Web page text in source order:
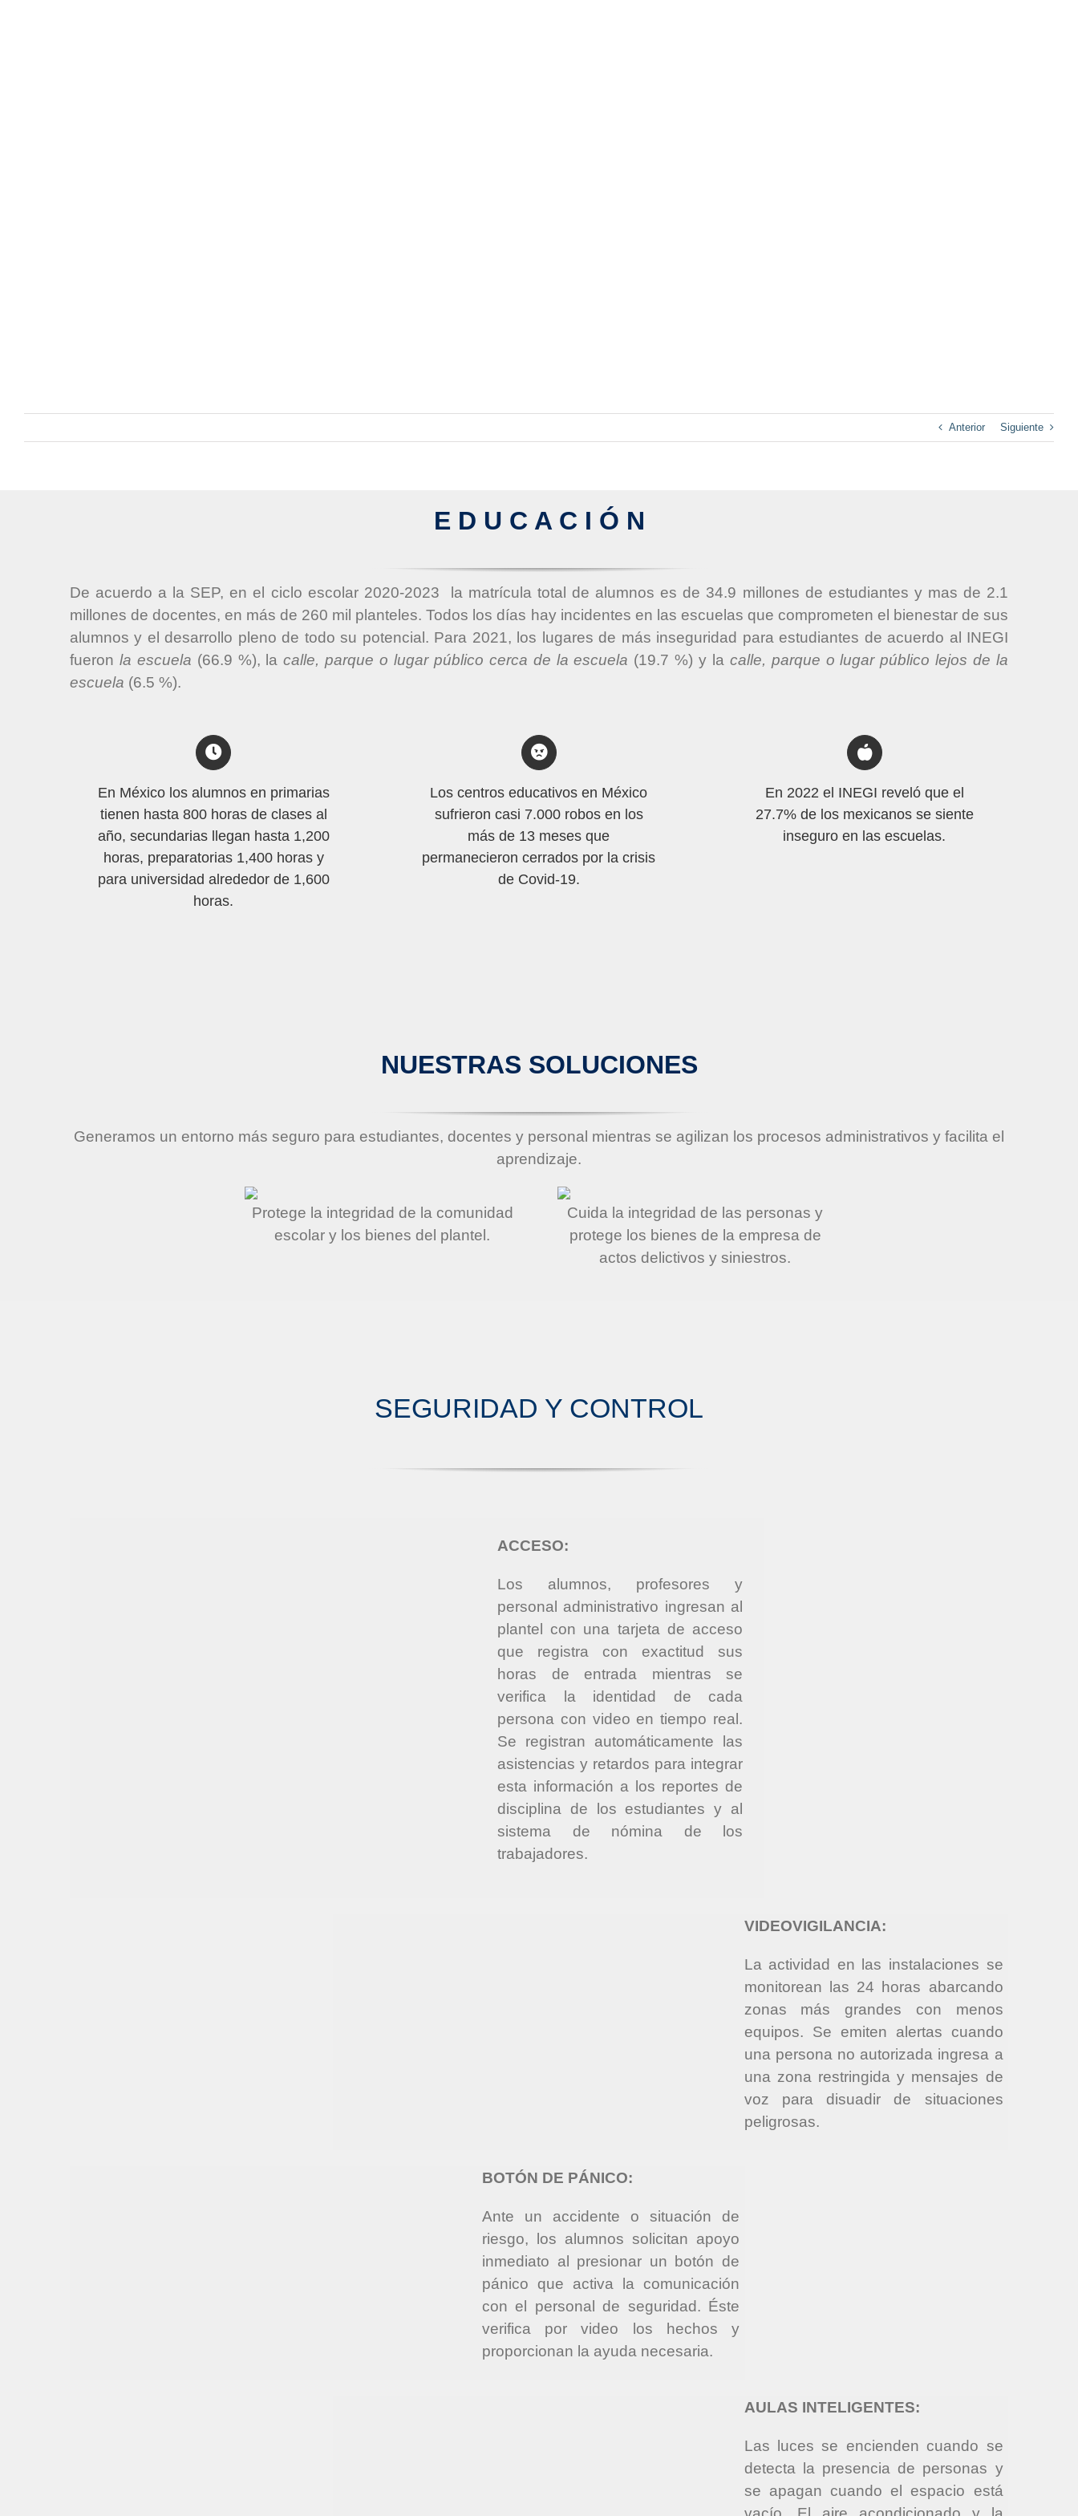
Anterior Siguiente
E D U C A C I Ó N
De acuerdo a la SEP, en el ciclo escolar 2020-2023
la matrícula total de alumnos es de 34.9 millones de estudiantes y mas de 2.1
millones de docentes, en más de 260 mil planteles. Todos los días hay incidentes en las escuelas que comprometen el bienestar de sus
alumnos y el desarrollo pleno de todo su potencial. Para 2021, los lugares de más inseguridad para estudiantes de acuerdo al INEGI
fueron la escuela (66.9 %), lacalle, parque o lugar público cerca de la escuela (19.7 %) y la calle, parque o lugar público lejos de la
escuela (6.5 %).
En México los alumnos en primarias
tienen hasta 800 horas de clases al
año, secundarias llegan hasta 1,200
horas, preparatorias 1,400 horas y
para universidad alrededor de 1,600
horas.
Los centros educativos en México
sufrieron casi 7.000 robos en los
más de 13 meses que
permanecieron cerrados por la crisis
de Covid-19.
En 2022 el INEGI reveló que el
27.7% de los mexicanos se siente
inseguro en las escuelas.
NUESTRAS SOLUCIONES
Generamos un entorno más seguro para estudiantes, docentes y personal mientras se agilizan los procesos administrativos y facilita el
aprendizaje.
Protege la integridad de la comunidad
escolar y los bienes del plantel.
Cuida la integridad de las personas y
protege los bienes de la empresa de
actos delictivos y siniestros.
SEGURIDAD Y CONTROL
ACCESO:
Los alumnos, profesores y
personal administrativo ingresan al
plantel con una tarjeta de acceso
que registra con exactitud sus
horas de entrada mientras se
verifica la identidad de cada
persona con video en tiempo real.
Se registran automáticamente las
asistencias y retardos para integrar
esta información a los reportes de
disciplina de los estudiantes y al
sistema de nómina de los
trabajadores.
VIDEOVIGILANCIA:
La actividad en las instalaciones se
monitorean las 24 horas abarcando
zonas más grandes con menos
equipos. Se emiten alertas cuando
una persona no autorizada ingresa a
una zona restringida y mensajes de
voz para disuadir de situaciones
peligrosas.
BOTÓN DE PÁNICO:
Ante un accidente o situación de
riesgo, los alumnos solicitan apoyo
inmediato al presionar un botón de
pánico que activa la comunicación
con el personal de seguridad. Éste
verifica por video los hechos y
proporcionan la ayuda necesaria.
AULAS INTELIGENTES:
Las luces se encienden cuando se
detecta la presencia de personas y
se apagan cuando el espacio está